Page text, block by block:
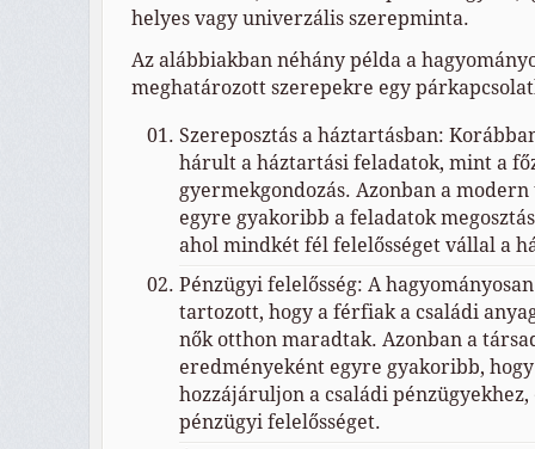
helyes vagy univerzális szerepminta.
Az alábbiakban néhány példa a
meghatározott szerepekre egy
Szereposztás a háztartásban:
hárult a háztartási feladatok, mint a
gyermekgondozás. Azonban a
egyre gyakoribb a feladatok
ahol mindkét fél felelősséget vállal a
Pénzügyi felelősség: A
tartozott, hogy a férfiak a családi
nők otthon maradtak. Azonban a
eredményeként egyre gyakoribb,
hozzájáruljon a családi pénzügyekhez,
pénzügyi felelősséget.